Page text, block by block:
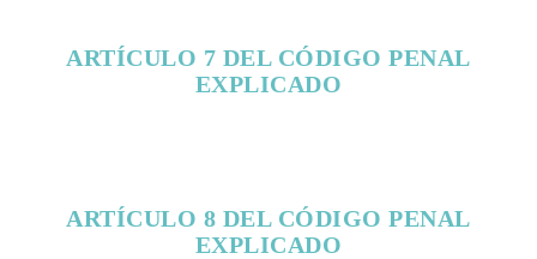
ARTÍCULO 7 DEL CÓDIGO PENAL
EXPLICADO
ARTÍCULO 8 DEL CÓDIGO PENAL
EXPLICADO